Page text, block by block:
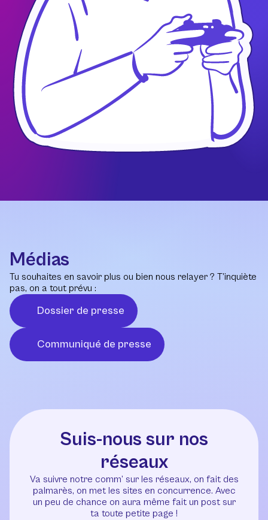
Médias
Tu souhaites en savoir plus ou bien nous relayer ? T’inquiète
pas, on a tout prévu :
Dossier de presse
Communiqué de presse
Suis-nous sur nos
réseaux
Va suivre notre comm’ sur les réseaux, on fait des
palmarès, on met les sites en concurrence. Avec
un peu de chance on aura même fait un post sur
ta toute petite page !